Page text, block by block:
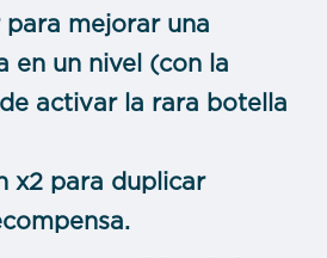
para mejorar una
en un nivel (con la
activar la rara botella
x2 para duplicar